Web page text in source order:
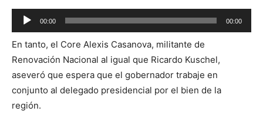
Reproductor
de
audio
00:00 00:00
En tanto, el Core Alexis Casanova, militante de
Renovación Nacional al igual que Ricardo Kuschel,
aseveró que espera que el gobernador trabaje en
conjunto al delegado presidencial por el bien de la
región.